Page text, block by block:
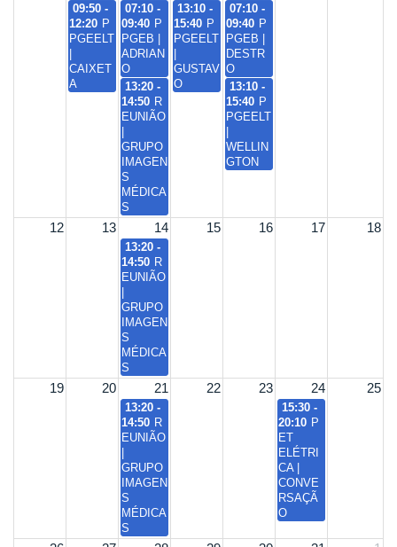
09:50 -
12:20 P
PGEELT
|
CAIXET
A
07:10 -
09:40 P
PGEB |
ADRIAN
O
13:10 -
15:40 P
PGEELT
|
GUSTAV
O
07:10 -
09:40 P
PGEB |
DESTR
O
13:10 -
15:40 P
PGEELT
|
WELLIN
GTON
13:20 -
14:50 R
EUNIÃO
|
GRUPO
IMAGEN
S
MÉDICA
S
13:20 -
14:50 R
EUNIÃO
|
GRUPO
IMAGEN
S
MÉDICA
S
13:20 -
14:50 R
EUNIÃO
|
GRUPO
IMAGEN
S
MÉDICA
S
15:30 -
20:10 P
ET
ELÉTRI
CA |
CONVE
RSAÇÃ
O
12 13 14 15 16 17 18
19 20 21 22 23 24 25